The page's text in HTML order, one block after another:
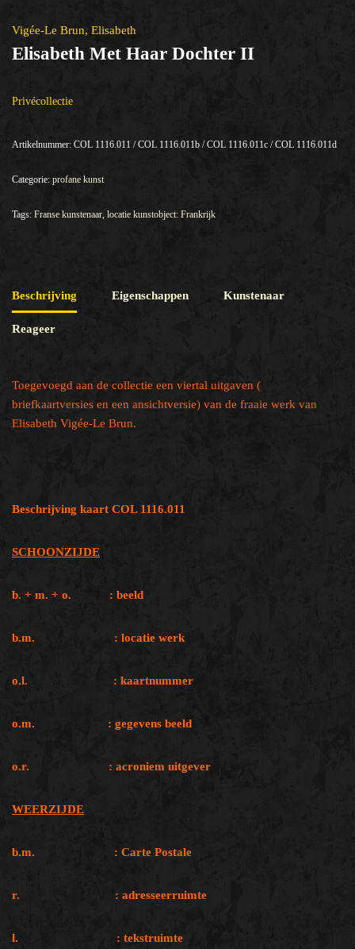
Vigée-Le Brun, Elisabeth
Elisabeth Met Haar Dochter II
Privécollectie
Artikelnummer: COL 1116.011 / COL 1116.011b / COL 1116.011c / COL 1116.011d
Categorie: profane kunst
Tags: Franse kunstenaar, locatie kunstobject: Frankrijk
Beschrijving Eigenschappen Kunstenaar
Reageer
Toegevoegd aan de collectie een viertal uitgaven (
briefkaartversies en een ansichtversie) van de fraaie werk van
Elisabeth Vigée-Le Brun.
Beschrijving kaart COL 1116.011
SCHOONZIJDE
b. + m. + o. : beeld
b.m. : locatie werk
o.l. : kaartnummer
o.m. : gegevens beeld
o.r. : acroniem uitgever
WEERZIJDE
b.m. : Carte Postale
r. : adresseerruimte
l. : tekstruimte